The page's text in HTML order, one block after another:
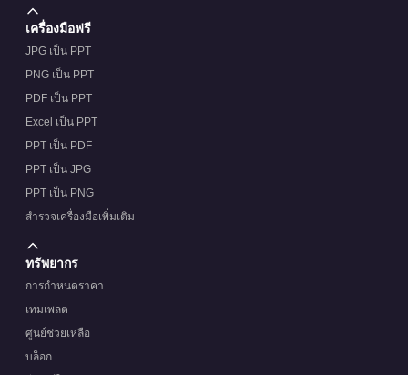
เครื่องมือฟรี
JPG เป็น PPT
PNG เป็น PPT
PDF เป็น PPT
Excel เป็น PPT
PPT เป็น PDF
PPT เป็น JPG
PPT เป็น PNG
สำรวจเครื่องมือเพิ่มเติม
ทรัพยากร
การกำหนดราคา
เทมเพลต
ศูนย์ช่วยเหลือ
บล็อก